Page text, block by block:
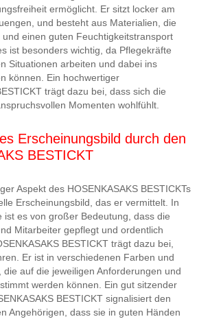
ermöglicht. Er sitzt locker am
und besteht aus Materialien, die
einen guten Feuchtigkeitstransport
ist besonders wichtig, da Pflegekräfte
Situationen arbeiten und dabei ins
können. Ein hochwertiger
trägt dazu bei, dass sich die
Momenten wohlfühlt.
Erscheinungsbild durch den
BESTICKT
Aspekt des HOSENKASAKS BESTICKTs
Erscheinungsbild, das er vermittelt. In
ist es von großer Bedeutung, dass die
Mitarbeiter gepflegt und ordentlich
BESTICKT trägt dazu bei,
Er ist in verschiedenen Farben und
die auf die jeweiligen Anforderungen und
werden können. Ein gut sitzender
BESTICKT signalisiert den
Angehörigen, dass sie in guten Händen